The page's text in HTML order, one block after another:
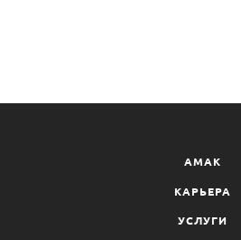
AMAK
КАРЬЕРА
УСЛУГИ